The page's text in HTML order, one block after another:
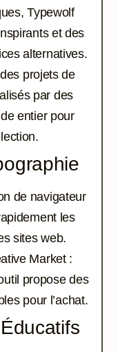
Typewolf
et des
alternatives.
projets de
par des
entier pour
de navigateur
les
sites web.
Market :
propose des
pour l’achat.